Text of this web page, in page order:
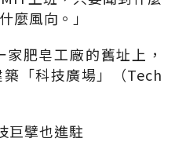
麼風向。」
肥皂工廠的舊址上，
「科技廣場」（Tech
巨擘也進駐